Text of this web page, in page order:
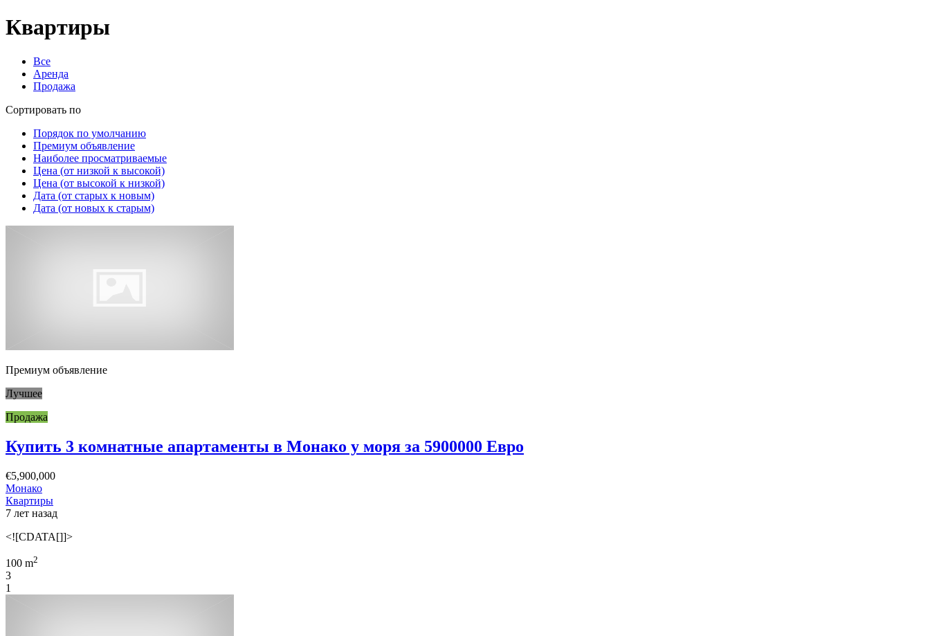
Квартиры
Все
Аренда
Продажа
Сортировать по
Порядок по умолчанию
Премиум объявление
Наиболее просматриваемые
Цена (от низкой к высокой)
Цена (от высокой к низкой)
Дата (от старых к новым)
Дата (от новых к старым)
Премиум объявление
Лучшее
Продажа
Купить 3 комнатные апартаменты в Монако у моря за 5900000 Евро
€5,900,000
Монако
Квартиры
7 лет назад
<![CDATA[]]>
100 m2
3
1